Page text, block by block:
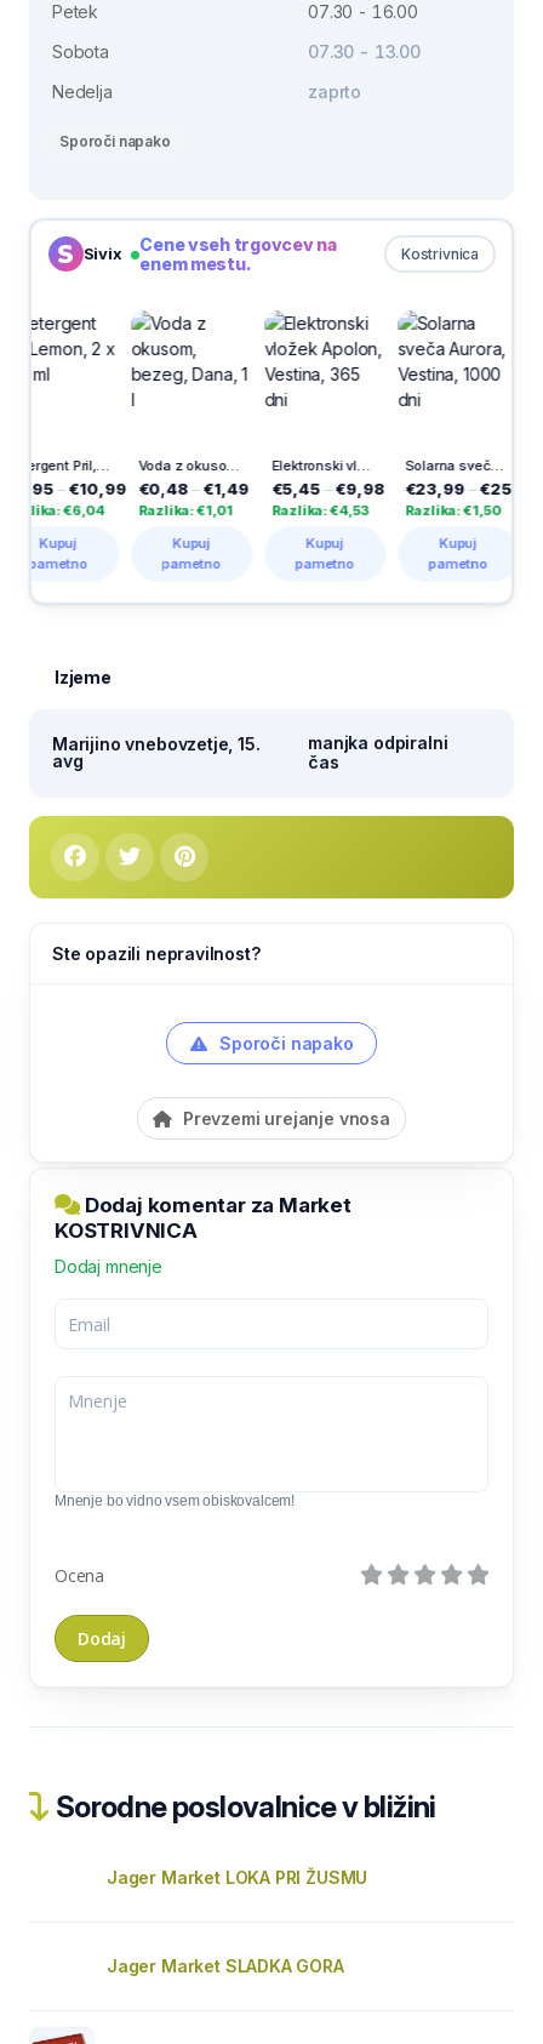
Petek
07.30 - 16.00
Sobota
07.30 - 13.00
Nedelja
zaprto
Sporoči napako
Sivix Kostrivnica
Cene vseh trgovcev na
enem mestu.
Detergent Pril, Lemon, 2 x 750 ml
€10,99
€6,04
Kupuj
Voda z okusom, bezeg, Dana, 1 l
€0,48– €1,49
Razlika: €1,01
Kupuj
pametno
Elektronski vložek Apolon, Vestina, 365 dni
€5,45– €9,98
Razlika: €4,53
Kupuj
pametno
Solarna sveča Aurora, Vestina, 1000 dni
€23,99– €25,49
Razlika: €1,50
Kupuj
pametno
Izjeme
Marijino vnebovzetje, 15.
avg
manjka odpiralni
čas
Ste opazili nepravilnost?
Sporoči napako
Prevzemi urejanje vnosa
Dodaj komentar za Market
KOSTRIVNICA
Dodaj mnenje
Mnenje bo vidno vsem obiskovalcem!
Ocena
Sorodne poslovalnice v bližini
Jager Market LOKA PRI ŽUSMU
Jager Market SLADKA GORA